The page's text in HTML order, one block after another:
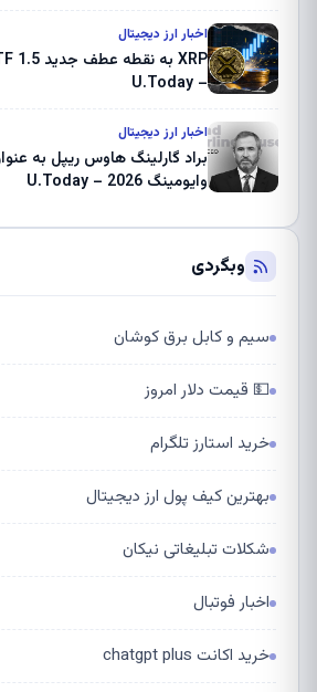
اخبار ارز دیجیتال
– U.Today
اخبار ارز دیجیتال
براد گارلینگ هاوس ریپل به
وایومینگ 2026 – U.Today
وبگردی
سیم و کابل برق کوشان
💵 قیمت دلار امروز
خرید استارز تلگرام
بهترین کیف پول ارز دیجیتال
شکلات تبلیغاتی نیکان
اخبار فوتبال
خرید اکانت chatgpt plus